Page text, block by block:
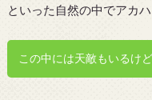
といった自然の中でアカ
この中には天敵もいるけど